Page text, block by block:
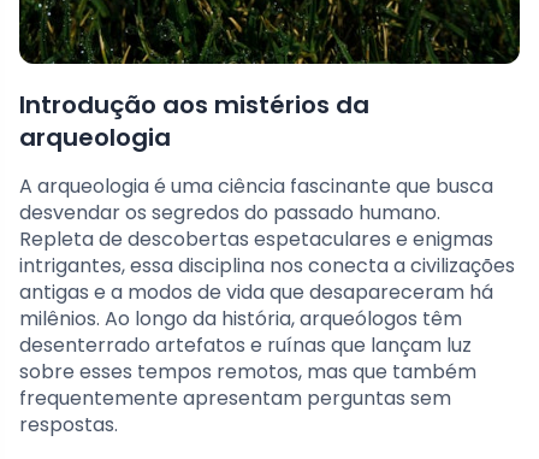
Introdução aos mistérios da
arqueologia
A arqueologia é uma ciência fascinante que busca
desvendar os segredos do passado humano.
Repleta de descobertas espetaculares e enigmas
intrigantes, essa disciplina nos conecta a civilizações
antigas e a modos de vida que desapareceram há
milênios. Ao longo da história, arqueólogos têm
desenterrado artefatos e ruínas que lançam luz
sobre esses tempos remotos, mas que também
frequentemente apresentam perguntas sem
respostas.